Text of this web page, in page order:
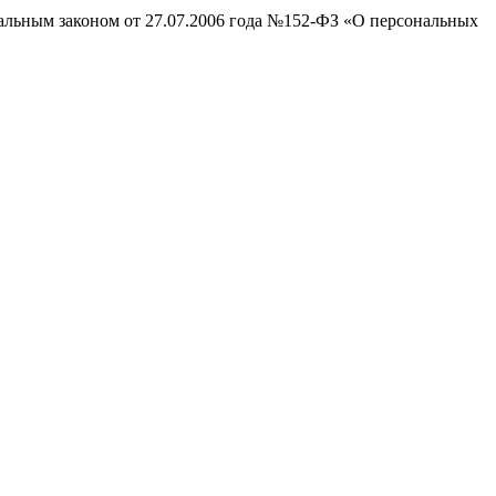
законом от 27.07.2006 года №152-ФЗ «О персональных